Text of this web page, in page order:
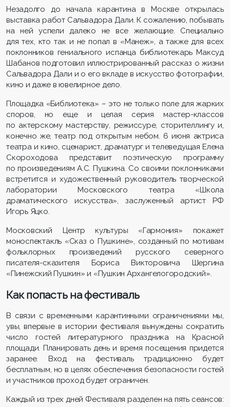
Незадолго до начала карантина в Москве открылась
выставка работ Сальвадора Дали. К сожалению, побывать
на ней успели далеко не все желающие. Специально
для тех, кто так и не попал в «Манеж», а также для всех
поклонников гениального испанца библиотекарь Максуд
Шабанов подготовил иллюстрированный рассказ о жизни
Сальвадора Дали и о его вкладе в искусство фотографии,
кино и даже в ювелирное дело.
Площадка «Библиотека» – это не только поле для жарких
споров, но еще и целая серия мастер-классов
по актерскому мастерству, режиссуре, сторителлингу и,
конечно же, театр под открытым небом. 6 июня актриса
театра и кино, сценарист, драматург и телеведущая Елена
Скороходова представит поэтическую программу
по произведениям А.С. Пушкина. Со своими поклонниками
встретится и художественный руководитель творческой
лаборатории Московского театра «Школа
драматического искусства», заслуженный артист РФ
Игорь Яцко.
Московский Центр культуры «Гармония» покажет
моноспектакль «Сказ о Пушкине», созданный по мотивам
фольклорных произведений русского северного
писателя-сказителя Бориса Викторовича Шергина
«Пинежский Пушкин» и «Пушкин Архангелогородский».
Как попасть на фестиваль
В связи с временными карантинными ограничениями мы,
увы, впервые в истории фестиваля вынуждены сократить
число гостей литературного праздника на Красной
площади. Планировать день и время посещения придется
заранее. Вход на фестиваль традиционно будет
бесплатным, но в целях обеспечения безопасности гостей
и участников проход будет ограничен.
Каждый из трех дней Фестиваля разделен на пять сеансов: